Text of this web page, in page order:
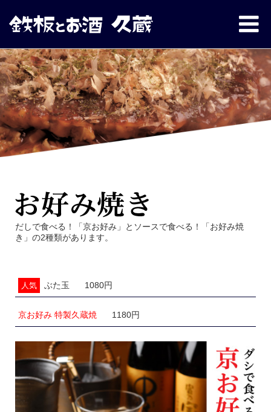
だしで食べる！「京お好み」とソースで食べる！「お好み焼
き」の2種類があります。
人気 ぶた玉 1080円
京お好み 特製久蔵焼 1180円